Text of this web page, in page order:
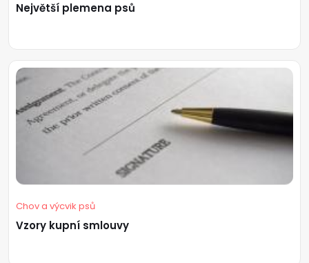
Největší plemena psů
Chov a výcvik psů
Vzory kupní smlouvy